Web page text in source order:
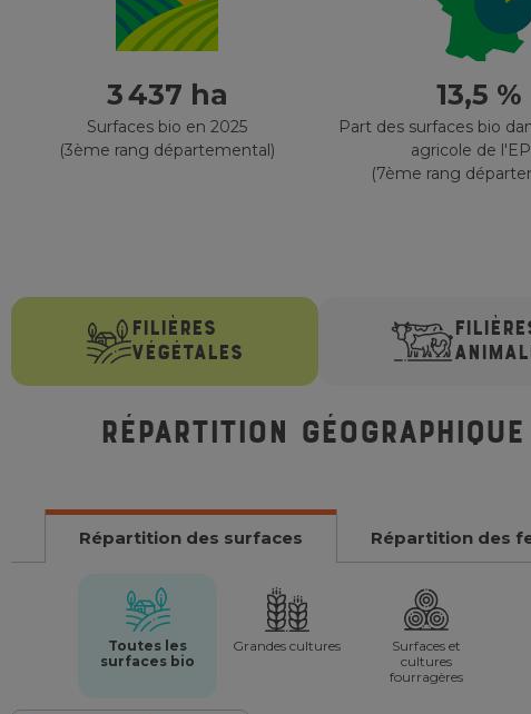
3 437 ha
Surfaces bio en 2025
(3ème rang départemental)
13,5 %
Part des surfaces bio
agricole de
(7ème rang
FILIÈRES
VÉGÉTALES
Répartition
Répartition des surfaces Répartition des
Toutes les
surfaces bio
Grandes cultures
Surfaces et
cultures
fourragères